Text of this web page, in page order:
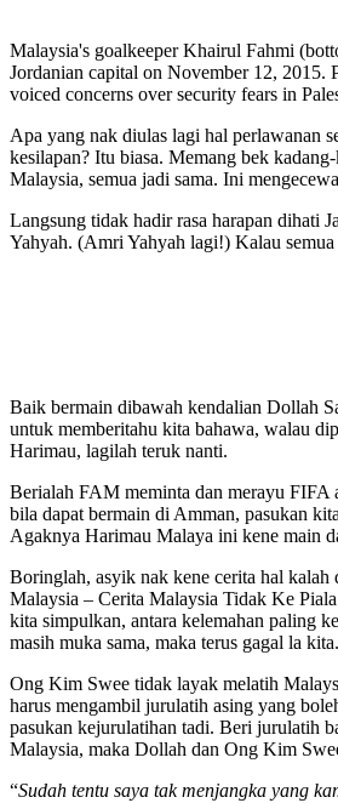
Malaysia's goalkeeper Khairul Fahmi
Jordanian capital on November 12, 2015.
voiced concerns over security fears in
Apa yang nak diulas lagi hal perlawanan
kesilapan? Itu biasa. Memang bek
Malaysia, semua jadi sama. Ini
Langsung tidak hadir rasa harapan dihati
Yahyah. (Amri Yahyah lagi!) Kalau
Baik bermain dibawah kendalian Dollah
untuk memberitahu kita bahawa, walau
Harimau, lagilah teruk nanti.
Berialah FAM meminta dan merayu FIFA
bila dapat bermain di Amman, pasukan
Agaknya Harimau Malaya ini kene main
Boringlah, asyik nak kene cerita hal kalah
Malaysia – Cerita Malaysia Tidak Ke
kita simpulkan, antara kelemahan paling
masih muka sama, maka terus gagal la kita.
Ong Kim Swee tidak layak melatih
harus mengambil jurulatih asing yang
pasukan kejurulatihan tadi. Beri jurulatih
Malaysia, maka Dollah dan Ong Kim
“Sudah tentu saya tak menjangka yang